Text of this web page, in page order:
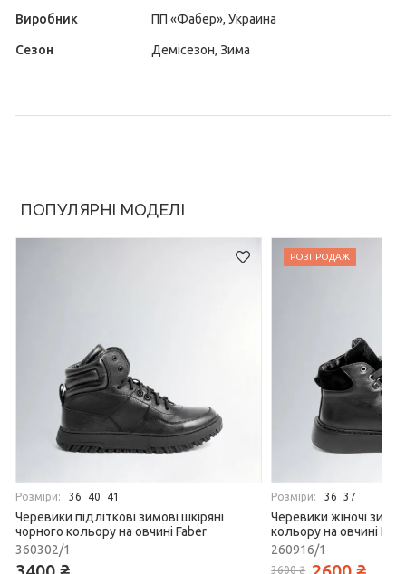
Виробник ПП «Фабер», Украина
Сезон Демісезон, Зима
ПОПУЛЯРНІ МОДЕЛІ
Розміри: 36 40 41
Черевики підліткові зимові шкіряні
чорного кольору на овчині Faber
360302/1
РОЗПРОДАЖ
Розміри: 36 37
Черевики жіночі
кольору на овчині
260916/1
3600 ₴